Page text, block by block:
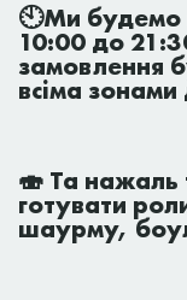
🕙Ми будемо
10:00 до
замовлення
всіма зонами
🍣 Та нажаль
готувати
шаурму,